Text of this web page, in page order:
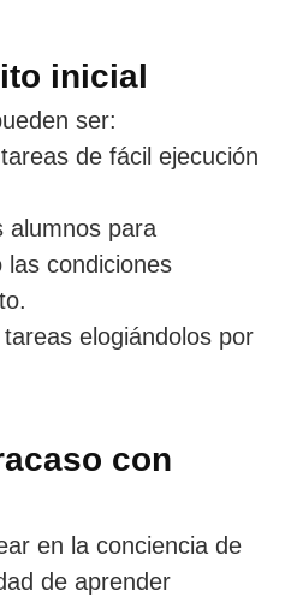
inicial
ser:
de fácil ejecución
alumnos para
las condiciones
elogiándolos por
con
en la conciencia de
de aprender